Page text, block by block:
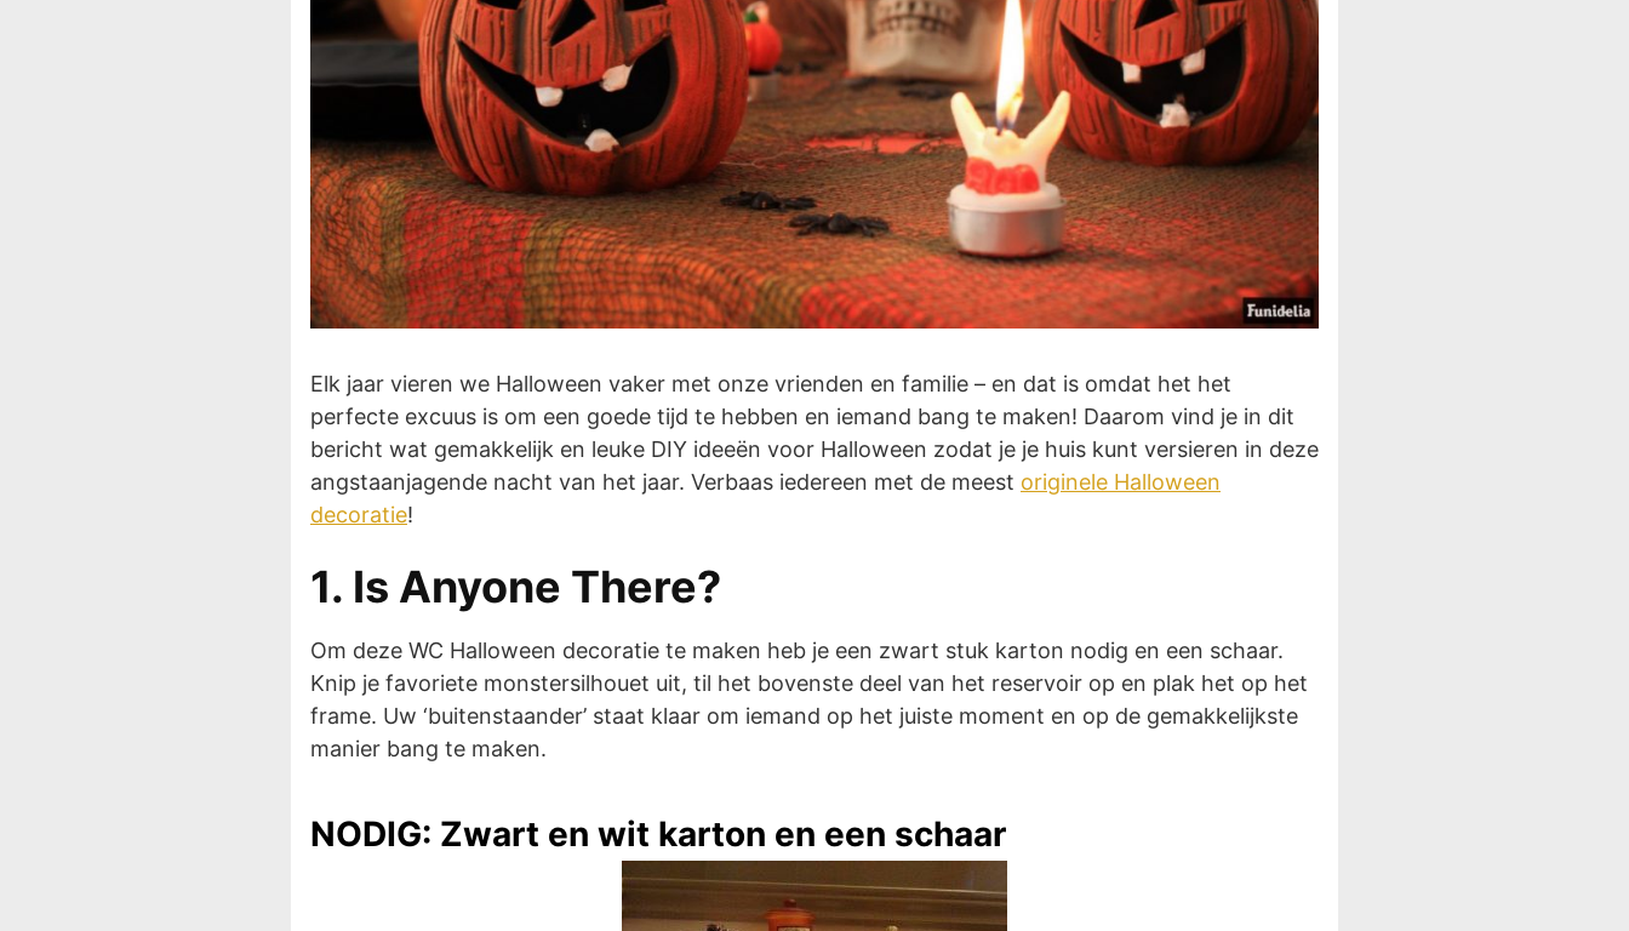
Elk jaar vieren we Halloween vaker met onze vrienden en familie – en dat is omdat het het
perfecte excuus is om een goede tijd te hebben en iemand bang te maken! Daarom vind je in dit
bericht wat gemakkelijk en leuke DIY ideeën voor Halloween zodat je je huis kunt versieren in deze
angstaanjagende nacht van het jaar. Verbaas iedereen met de meest originele Halloween
decoratie!
1. Is Anyone There?
Om deze WC Halloween decoratie te maken heb je een zwart stuk karton nodig en een schaar.
Knip je favoriete monstersilhouet uit, til het bovenste deel van het reservoir op en plak het op het
frame. Uw ‘buitenstaander’ staat klaar om iemand op het juiste moment en op de gemakkelijkste
manier bang te maken.
NODIG: Zwart en wit karton en een schaar